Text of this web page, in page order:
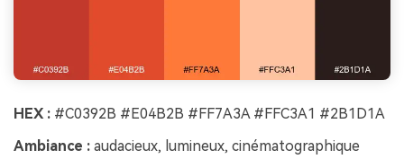
HEX : #C0392B #E04B2B #FF7A3A #FFC3A1 #2B1D1A
Ambiance : audacieux, lumineux, cinématographique